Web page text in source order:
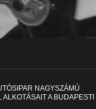
NAGYSZÁMÚ
A BUDAPESTI